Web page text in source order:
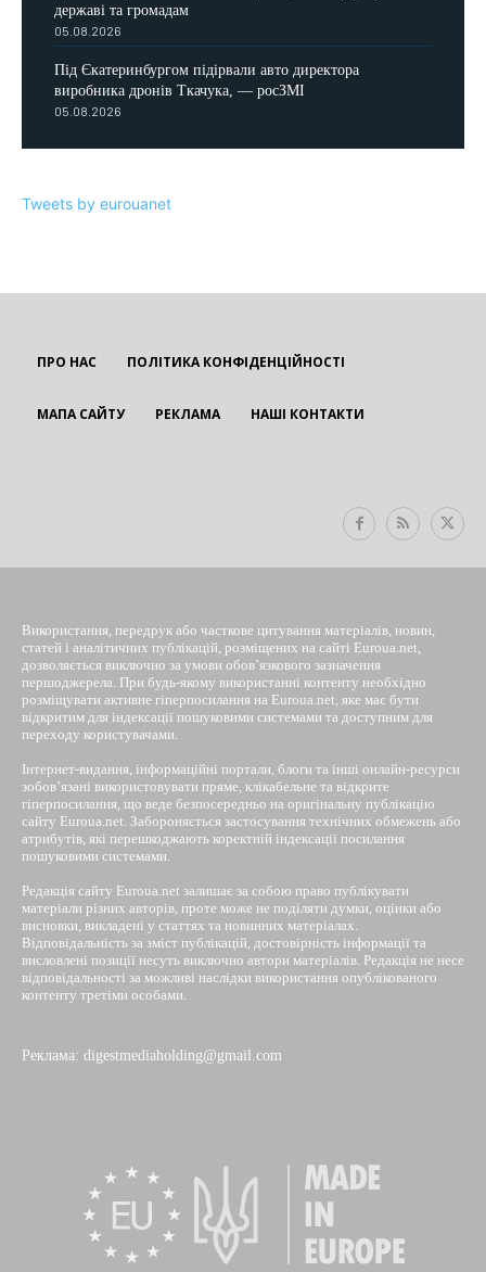
державі та громадам
05.08.2026
Під Єкатеринбургом підірвали авто директора
виробника дронів Ткачука, — росЗМІ
05.08.2026
Tweets by eurouanet
ПРО НАС ПОЛІТИКА КОНФІДЕНЦІЙНОСТІ
МАПА САЙТУ РЕКЛАМА НАШІ КОНТАКТИ
Використання, передрук або часткове цитування матеріалів, новин,
статей і аналітичних публікацій, розміщених на сайті Euroua.net,
дозволяється виключно за умови обов’язкового зазначення
першоджерела. При будь-якому використанні контенту необхідно
розміщувати активне гіперпосилання на Euroua.net, яке має бути
відкритим для індексації пошуковими системами та доступним для
переходу користувачами.
Інтернет-видання, інформаційні портали, блоги та інші онлайн-ресурси
зобов’язані використовувати пряме, клікабельне та відкрите
гіперпосилання, що веде безпосередньо на оригінальну публікацію
сайту Euroua.net. Забороняється застосування технічних обмежень або
атрибутів, які перешкоджають коректній індексації посилання
пошуковими системами.
Редакція сайту Euroua.net залишає за собою право публікувати
матеріали різних авторів, проте може не поділяти думки, оцінки або
висновки, викладені у статтях та новинних матеріалах.
Відповідальність за зміст публікацій, достовірність інформації та
висловлені позиції несуть виключно автори матеріалів. Редакція не несе
відповідальності за можливі наслідки використання опублікованого
контенту третіми особами.
Реклама: digestmediaholding@gmail.com